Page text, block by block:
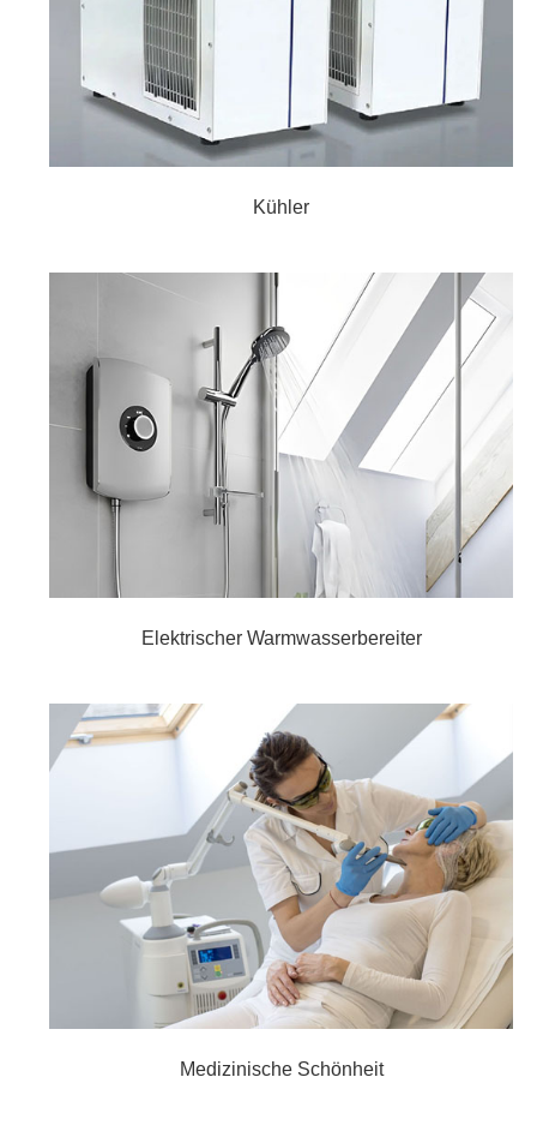
Kühler
Elektrischer Warmwasserbereiter
Medizinische Schönheit